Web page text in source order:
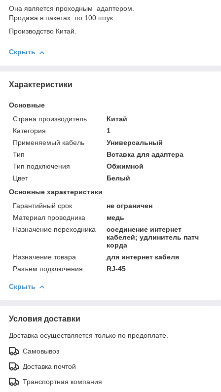
Она является проходным адаптером.
Продажа в пакетах по 100 штук.
Производство Китай.
Скрыть
Характеристики
Основные
Страна производитель
Китай
Категория
1
Применяемый кабель
Универсальный
Тип
Вставка для адаптера
Тип подключения
Обжимной
Цвет
Белый
Основные характеристики
Гарантийный срок
не ограничен
Материал проводника
медь
Назначение переходника
соединение интернет
кабелей; удлинитель патч
корда
Назначение товара
для интернет кабеля
Разъем подключения
RJ-45
Скрыть
Условия доставки
Доставка осуществляется только по предоплате.
Самовывоз
Доставка почтой
Транспортная компания